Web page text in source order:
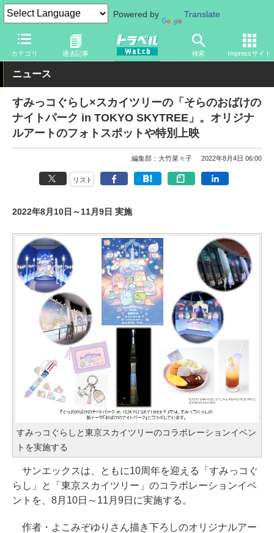
Powered by Translate
カテゴリ 過去記事 検索 Impressサイト
トラベル Watch 地域 国内旅行 東京
ニュース
すみっコぐらし×スカイツリーの「そらのおばけの
ナイトパーク in TOKYO SKYTREE」。オリジナ
ルアートのフォトスポットや特別上映
編集部：大竹菜々子 2022年8月4日 06:00
リスト
2022年8月10日～11月9日 実施
すみっコぐらしと東京スカイツリーのコラボレーションイベン
トを実施する
サンエックスは、ともに10周年を迎える「すみっコぐ
らし」と「東京スカイツリー」のコラボレーションイベ
ントを、8月10日～11月9日に実施する。
作者・よこみぞゆりさん描き下ろしのオリジナルアー